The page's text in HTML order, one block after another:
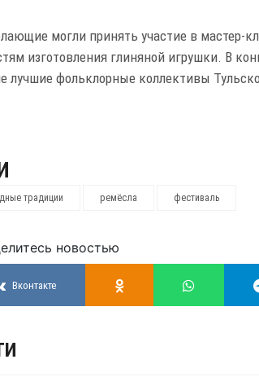
могли принять участие в мастер-
изготовления глиняной игрушки. В
лучшие фольклорные коллективы
традиции ремёсла фестиваль
новостью
Вконтакте